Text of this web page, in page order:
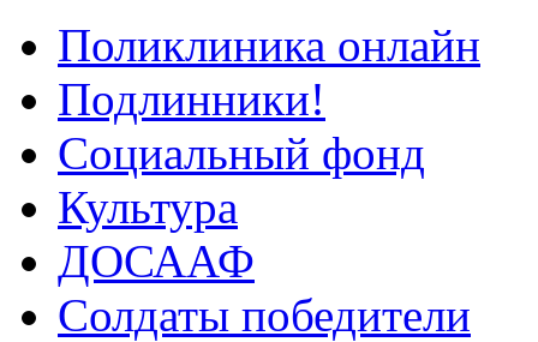
Поликлиника онлайн
Подлинники!
Социальный фонд
Культура
ДОСААФ
Солдаты победители